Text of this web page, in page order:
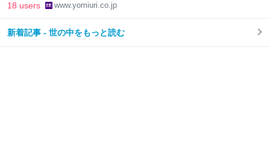
18 users www.yomiuri.co.jp
新着記事 - 世の中をもっと読む